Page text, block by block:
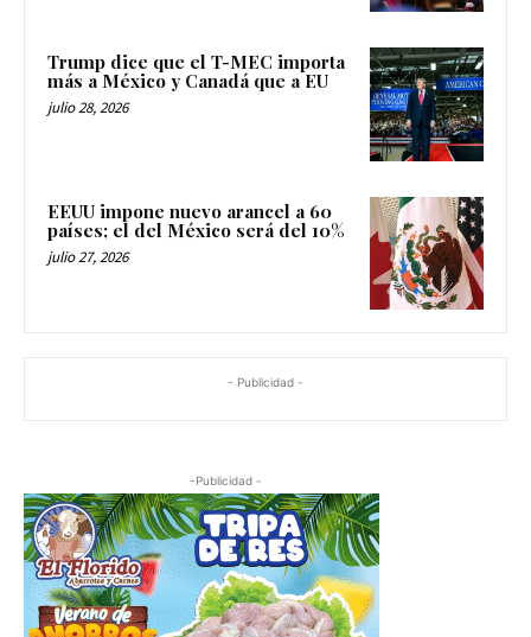
Trump dice que el T-MEC importa
más a México y Canadá que a EU
julio 28, 2026
EEUU impone nuevo arancel a 60
países; el del México será del 10%
julio 27, 2026
- Publicidad -
-Publicidad -